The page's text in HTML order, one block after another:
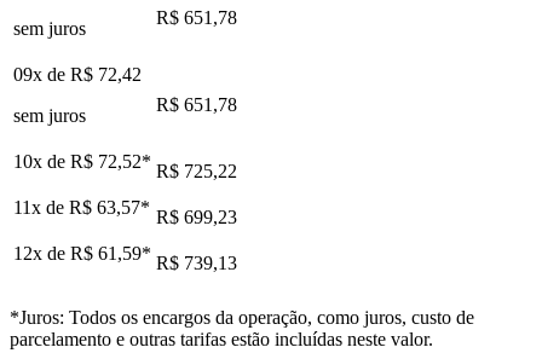
sem juros
R$ 651,78
09x de R$ 72,42
sem juros
R$ 651,78
10x de R$ 72,52* R$ 725,22
11x de R$ 63,57* R$ 699,23
12x de R$ 61,59* R$ 739,13
*Juros: Todos os encargos da operação, como juros, custo de
parcelamento e outras tarifas estão incluídas neste valor.